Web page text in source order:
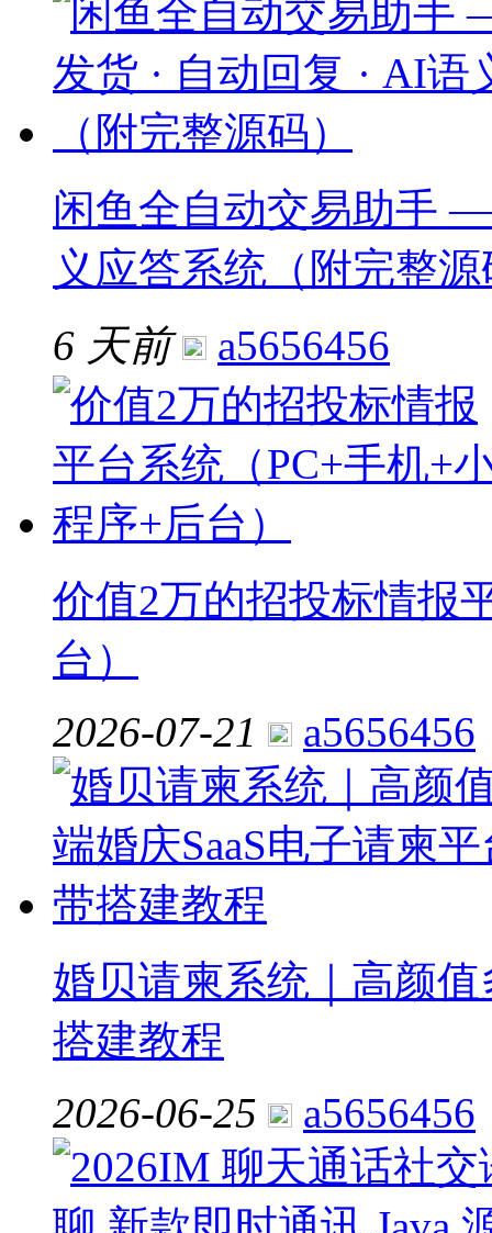
闲鱼全自动交易助手
义应答系统（附完整
6 天前
a5656456
价值2万的招投标情报
台）
2026-07-21
a5656456
婚贝请柬系统｜高颜值
搭建教程
2026-06-25
a5656456